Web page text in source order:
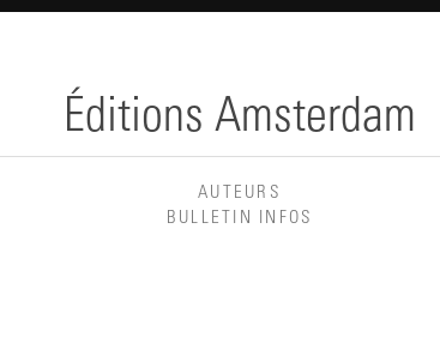
Éditions Amsterdam
AUTEURS
BULLETIN INFOS